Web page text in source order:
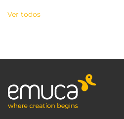
Ver todos